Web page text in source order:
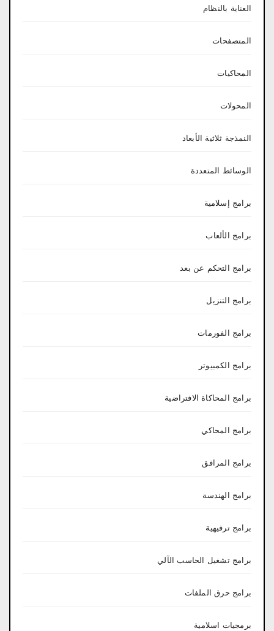
العناية بالنظام
المتصفحات
المحاكيات
المحولات
النمذجة ثلاثية الأبعاد
الوسائط المتعددة
برامج إسلامية
برامج الألعاب
برامج التحكم عن بعد
برامج التنزيل
برامج الفورمات
برامج الكمبيوتر
برامج المحاكاة الافتراضية
برامج المحاكي
برامج المرافق
برامج الهندسة
برامج ترفيهية
برامج تشغيل الحاسب الآلي
برامج حرق الملفات
برمجيات اسلامية